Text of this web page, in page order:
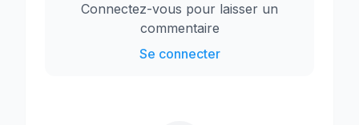
Connectez-vous pour laisser un
commentaire
Se connecter